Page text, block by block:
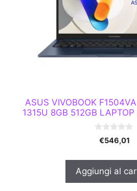
ASUS VIVOBOOK
1315U 8GB 512GB
s
5
€546,01
Aggiungi al